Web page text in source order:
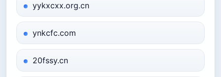
yykxcxx.org.cn
ynkcfc.com
20fssy.cn